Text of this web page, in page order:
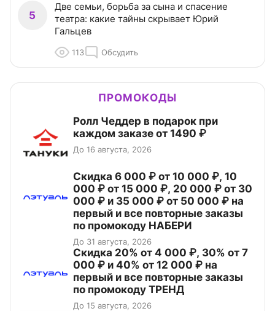
5
Две семьи, борьба за сына и спасение
театра: какие тайны скрывает Юрий
Гальцев
113 Обсудить
ПРОМОКОДЫ
Ролл Чеддер в подарок при
каждом заказе от 1490 ₽
До 16 августа, 2026
Скидка 6 000 ₽ от 10 000 ₽, 10
000 ₽ от 15 000 ₽, 20 000 ₽ от 30
000 ₽ и 35 000 ₽ от 50 000 ₽ на
первый и все повторные заказы
по промокоду НАБЕРИ
До 31 августа, 2026
Скидка 20% от 4 000 ₽, 30% от 7
000 ₽ и 40% от 12 000 ₽ на
первый и все повторные заказы
по промокоду ТРЕНД
До 15 августа, 2026